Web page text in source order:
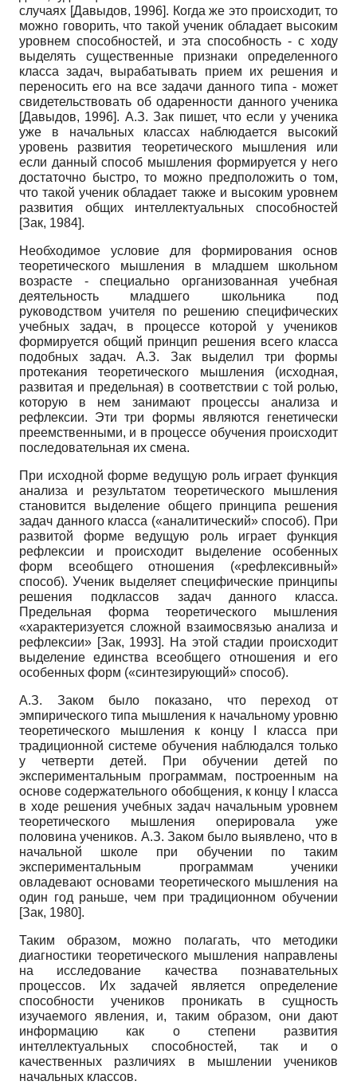
случаях [Давыдов, 1996]. Когда же это происходит, то
можно говорить, что такой ученик обладает высоким
уровнем способностей, и эта способность - с ходу
выделять существенные признаки определенного
класса задач, вырабатывать прием их решения и
переносить его на все задачи данного типа - может
свидетельствовать об одаренности данного ученика
[Давыдов, 1996]. А.З. Зак пишет, что если у ученика
уже в начальных классах наблюдается высокий
уровень развития теоретического мышления или
если данный способ мышления формируется у него
достаточно быстро, то можно предположить о том,
что такой ученик обладает также и высоким уровнем
развития общих интеллектуальных способностей
[Зак, 1984].
Необходимое условие для формирования основ
теоретического мышления в младшем школьном
возрасте - специально организованная учебная
деятельность младшего школьника под
руководством учителя по решению специфических
учебных задач, в процессе которой у учеников
формируется общий принцип решения всего класса
подобных задач. А.З. Зак выделил три формы
протекания теоретического мышления (исходная,
развитая и предельная) в соответствии с той ролью,
которую в нем занимают процессы анализа и
рефлексии. Эти три формы являются генетически
преемственными, и в процессе обучения происходит
последовательная их смена.
При исходной форме ведущую роль играет функция
анализа и результатом теоретического мышления
становится выделение общего принципа решения
задач данного класса («аналитический» способ). При
развитой форме ведущую роль играет функция
рефлексии и происходит выделение особенных
форм всеобщего отношения («рефлексивный»
способ). Ученик выделяет специфические принципы
решения подклассов задач данного класса.
Предельная форма теоретического мышления
«характеризуется сложной взаимосвязью анализа и
рефлексии» [Зак, 1993]. На этой стадии происходит
выделение единства всеобщего отношения и его
особенных форм («синтезирующий» способ).
А.З. Заком было показано, что переход от
эмпирического типа мышления к начальному уровню
теоретического мышления к концу
класса при
традиционной системе обучения наблюдался только
у четверти детей. При обучении детей по
экспериментальным программам, построенным на
основе содержательного обобщения, к концу
класса
в ходе решения учебных задач начальным уровнем
теоретического мышления оперировала уже
половина учеников. А.З. Заком было выявлено, что в
начальной школе при обучении по таким
экспериментальным программам ученики
овладевают основами теоретического мышления на
один год раньше, чем при традиционном обучении
[Зак, 1980].
Таким образом, можно полагать, что методики
диагностики теоретического мышления направлены
на исследование качества познавательных
процессов. Их задачей является определение
способности учеников проникать в сущность
изучаемого явления, и, таким образом, они дают
информацию как о степени развития
интеллектуальных способностей, так и о
качественных различиях в мышлении учеников
начальных классов.